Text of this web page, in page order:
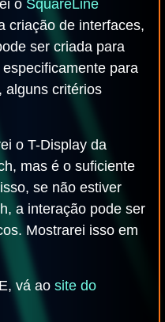
o SquareLine
criação de interfaces,
ser criada para
para
alguns critérios
o T-Display da
mas é o suficiente
se não estiver
a interação pode ser
Mostrarei isso em
vá ao site do